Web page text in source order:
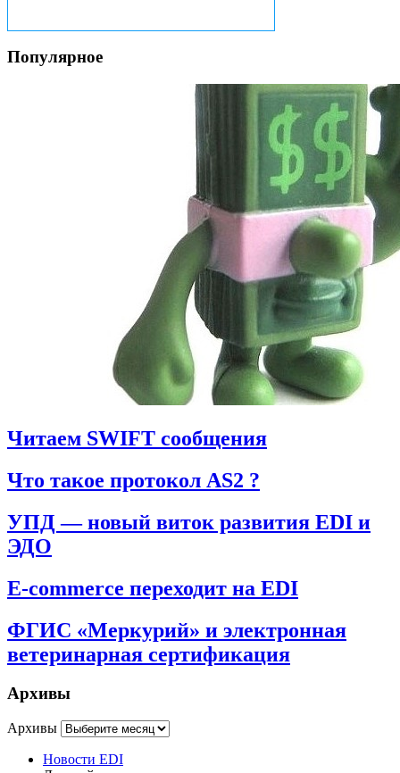
Популярное
Читаем SWIFT сообщения
Что такое протокол AS2 ?
УПД — новый виток развития EDI и
ЭДО
E-commerce переходит на EDI
ФГИС «Меркурий» и электронная
ветеринарная сертификация
Архивы
Архивы
Новости EDI